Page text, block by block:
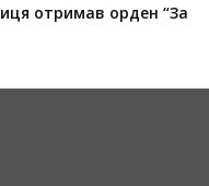
отримав орден “За